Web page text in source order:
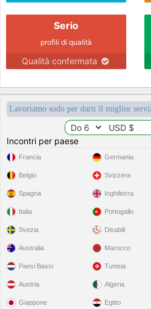
Serio
profili di qualità
Qualità confermata
Lavoriamo sodo per darti il miglior
Incontri per paese
Francia
Belgio
Spagna
Italia
Svezia
Germania
Svizzera
Inghilterra
Portogallo
Disabili
Australia
Paesi Bassi
Austria
Giappone
Marocco
Tunisia
Algeria
Egitto